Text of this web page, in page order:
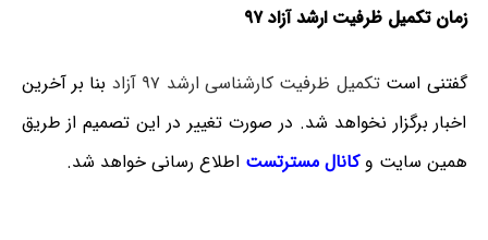
زمان تکمیل ظرفیت ارشد آزاد ۹۷
گفتنی استتکمیل ظرفیت کارشناسی ارشد ۹۷ آزاد
بنا بر آخرین
اخبار برگزار نخواهد شد. در صورت تغییر در این تصمیم از طریق
همین سایت وکانال مسترتست اطلاع رسانی خواهد شد.